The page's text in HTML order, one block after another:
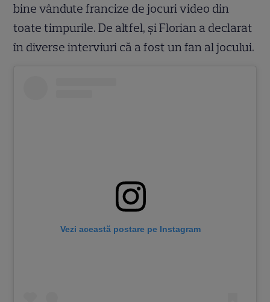
bine vândute francize de jocuri video din
toate timpurile. De altfel, și Florian a declarat
în diverse interviuri că a fost un fan al jocului.
Vezi această postare pe Instagram